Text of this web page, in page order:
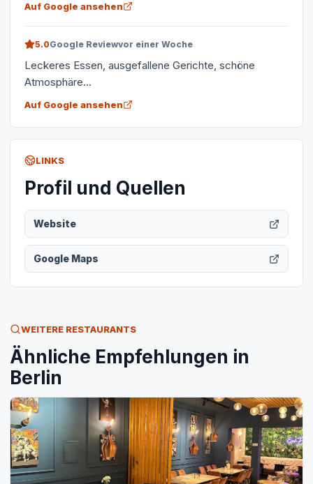
Auf Google ansehen
5.0Google Reviewvor einer Woche
Leckeres Essen, ausgefallene Gerichte, schöne
Atmosphäre...
Auf Google ansehen
LINKS
Profil und Quellen
Website
Google Maps
WEITERE RESTAURANTS
Ähnliche Empfehlungen in
Berlin